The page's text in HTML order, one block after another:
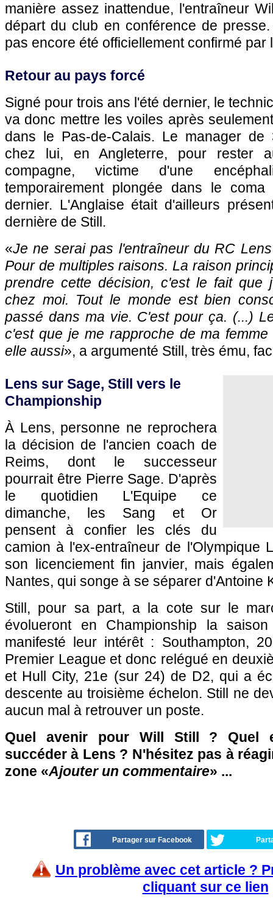
manière assez inattendue, l'entraîneur
départ du club en conférence de
pas encore été officiellement confirmé par
Retour au pays forcé
Signé pour trois ans l'été dernier, le
va donc mettre les voiles après
dans le Pas-de-Calais. Le manager
chez lui, en Angleterre, pour rester
compagne, victime d'une
temporairement plongée dans le
dernier. L'Anglaise était d'ailleurs
dernière de Still.
«Je ne serai pas l'entraîneur du RC
Pour de multiples raisons. La raison
prendre cette décision, c'est le fait que
chez moi. Tout le monde est bien
passé dans ma vie. C'est pour ça. (...)
c'est que je me rapproche de ma
elle aussi», a argumenté Still, très ému,
Lens sur Sage, Still vers le
Championship
À Lens, personne ne reprochera
la décision de l'ancien coach de
Reims, dont le successeur
pourrait être Pierre Sage. D'après
le quotidien L'Equipe ce
dimanche, les Sang et Or
pensent à confier les clés du
camion à l'ex-entraîneur de l'Olympique
son licenciement fin janvier, mais
Nantes, qui songe à se séparer d'Antoine
Still, pour sa part, a la cote sur le
évolueront en Championship la
manifesté leur intérêt : Southampton,
Premier League et donc relégué en
et Hull City, 21e (sur 24) de D2, qui a
descente au troisième échelon. Still ne
aucun mal à retrouver un poste.
Quel avenir pour Will Still ? Quel
succéder à Lens ? N'hésitez pas à
zone «Ajouter un commentaire» ...
Partager sur Facebook
Un problème avec cet article ?
cliquant sur ce lien